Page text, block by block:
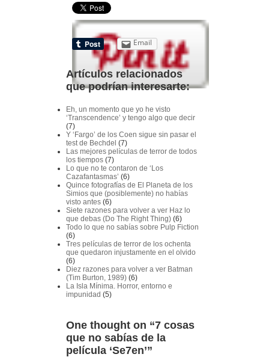
Email
Artículos relacionados
que podrían interesarte:
Eh, un momento que yo he visto
‘Transcendence’ y tengo algo que decir
(7)
Y ‘Fargo’ de los Coen sigue sin pasar el
test de Bechdel (7)
Las mejores películas de terror de todos
los tiempos (7)
Lo que no te contaron de ‘Los
Cazafantasmas’ (6)
Quince fotografías de El Planeta de los
Simios que (posiblemente) no habías
visto antes (6)
Siete razones para volver a ver Haz lo
que debas (Do The Right Thing) (6)
Todo lo que no sabías sobre Pulp Fiction
(6)
Tres películas de terror de los ochenta
que quedaron injustamente en el olvido
(6)
Diez razones para volver a ver Batman
(Tim Burton, 1989) (6)
La Isla Mínima. Horror, entorno e
impunidad (5)
One thought on “7 cosas
que no sabías de la
película ‘Se7en’”